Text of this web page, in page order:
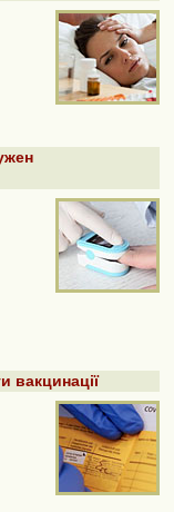
вакцинації